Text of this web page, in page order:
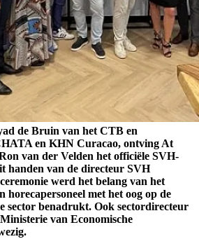
de Bruin van het CTB en
en KHN Curacao, ontving At
van der Velden het officiële SVH-
handen van de directeur SVH
werd het belang van het
horecapersoneel met het oog op de
sector benadrukt. Ook sectordirecteur
van Economische